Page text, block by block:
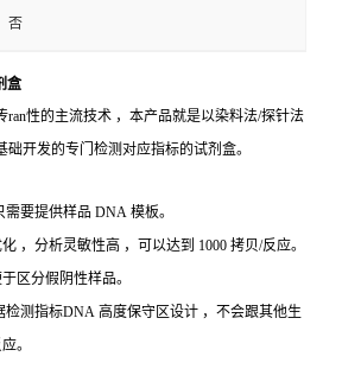
否
盒
ran性的主流技术 ，本产品就是以染料法/探针法
础开发的专门检测对应指标的试剂盒。
要提供样品 DNA 模板。
，分析灵敏性高 ，可以达到 1000 拷贝/反应。
区分假阴性样品。
测指标DNA 高度保守区设计 ，不会跟其他生
。